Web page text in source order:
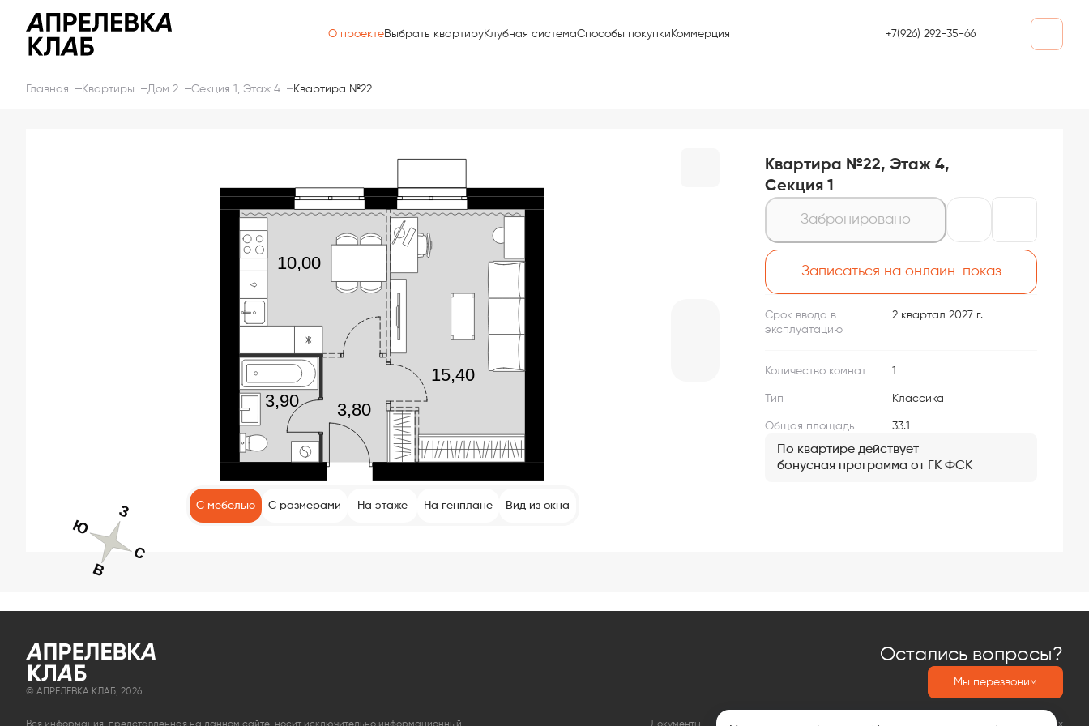
О проектеВыбрать квартируКлубная системаСпособы покупки Коммерция +7(926) 292-35-66
Главная Квартиры Дом 2 Секция 1, Этаж 4 Квартира №22
С мебелью С размерами На этаже На генплане Вид из окна
Квартира №22, Этаж 4,
Секция 1
Забронировано
Записаться на онлайн-показ
Срок ввода в
эксплуатацию
2 квартал 2027 г.
Количество комнат 1
Тип Классика
Общая площадь 33.1
По квартире действует
бонусная программа от ГК ФСК
© АПРЕЛЕВКА КЛАБ, 2026
Остались вопросы?
Мы перезвоним